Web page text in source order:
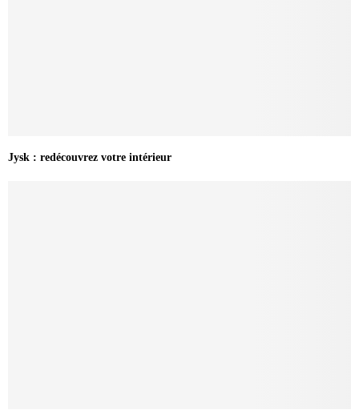
Jysk : redécouvrez votre intérieur